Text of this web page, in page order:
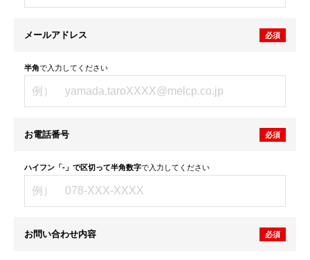
メールアドレス 必須
半角で入力してください
お電話番号 必須
ハイフン「-」で区切って半角数字で入力してください
お問い合わせ内容 必須